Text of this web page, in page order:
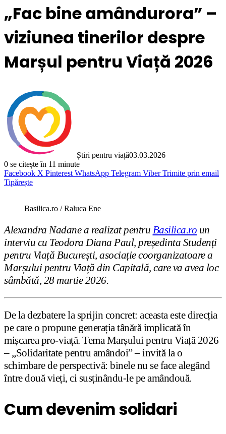
„Fac bine amândurora” –
viziunea tinerilor despre
Marșul pentru Viață 2026
Știri pentru viață03.03.2026
0 se citește în 11 minute
Facebook X Pinterest WhatsApp Telegram Viber Trimite prin email
Tipărește
Basilica.ro / Raluca Ene
Alexandra Nadane a realizat pentru Basilica.ro un
interviu cu Teodora Diana Paul, președinta Studenți
pentru Viață București, asociație coorganizatoare a
Marșului pentru Viață din Capitală, care va avea loc
sâmbătă, 28 martie 2026.
De la dezbatere la sprijin concret: aceasta este direcția
pe care o propune generația tânără implicată în
mișcarea pro-viață. Tema Marșului pentru Viață 2026
– „Solidaritate pentru amândoi” – invită la o
schimbare de perspectivă: binele nu se face alegând
între două vieți, ci susținându-le pe amândouă.
Cum devenim solidari